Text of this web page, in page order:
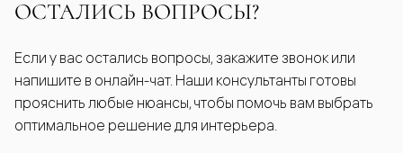
ОСТАЛИСЬ ВОПРОСЫ?
Если у вас остались вопросы, закажите звонок или
напишите в онлайн-чат. Наши консультанты готовы
прояснить любые нюансы, чтобы помочь вам выбрать
оптимальное решение для интерьера.